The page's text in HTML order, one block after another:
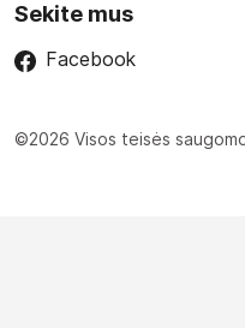
Sekite mus
Facebook
©2026 Visos teisės